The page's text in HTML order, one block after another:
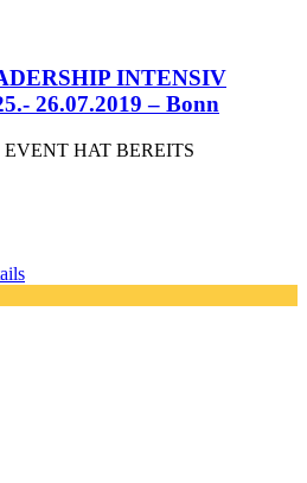
INTENSIV
26.07.2019 – Bonn
EVENT HAT BEREITS